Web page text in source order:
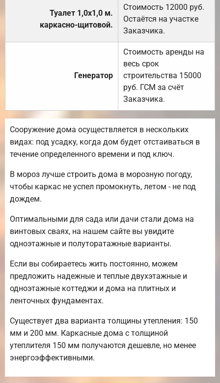
Туалет 1,0х1,0 м.
каркасно-щитовой.
Стоимость 12000 руб.
Остаётся на участке
Заказчика.
Генератор
Стоимость аренды на
весь срок
строительства 15000
руб. ГСМ за счёт
Заказчика.
Сооружение дома осуществляется в нескольких
видах: под усадку, когда дом будет отстаиваться в
течение определенного времени и под ключ.
В мороз лучше строить дома в морозную погоду,
чтобы каркас не успел промокнуть, летом - не под
дождем.
Оптимальными для сада или дачи стали дома на
винтовых сваях, на нашем сайте вы увидите
одноэтажные и полуторатажные варианты.
Если вы собираетесь жить постоянно, можем
предложить надежные и теплые двухэтажные и
одноэтажные коттеджи и дома на плитных и
ленточных фундаментах.
Существует два варианта толщины утепления: 150
мм и 200 мм. Каркасные дома с толщиной
утеплителя 150 мм получаются дешевле, но менее
энергоэффективными.